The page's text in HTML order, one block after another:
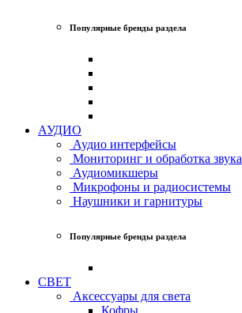
Популярные бренды раздела
АУДИО
Аудио интерфейсы
Мониторинг и обработка звука
Аудиомикшеры
Микрофоны и радиосистемы
Наушники и гарнитуры
Популярные бренды раздела
СВЕТ
Аксессуары для света
Кофры